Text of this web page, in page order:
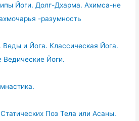
Йоги. Долг-Дхарма. Ахимса-не
-разумность
и Йога. Классическая Йога.
Ведические Йоги.
Поз Тела или Асаны.